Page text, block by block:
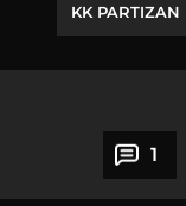
KK PARTIZAN
1